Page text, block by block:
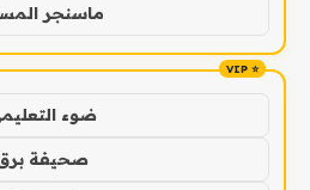
ماسنجر
ضوء
صحيفة